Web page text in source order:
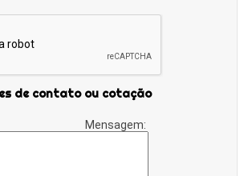
de contato ou cotação
Mensagem: